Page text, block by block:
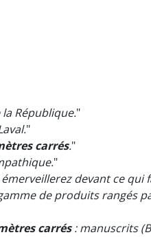
République."
"
carrés."
"
devant ce qui
de produits rangés
carrés: manuscrits